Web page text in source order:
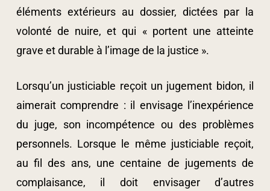
éléments extérieurs au dossier, dictées par la
volonté de nuire, et qui « portent une atteinte
grave et durable à l’image de la justice ».
Lorsqu’un justiciable reçoit un jugement bidon, il
aimerait comprendre : il envisage l’inexpérience
du juge, son incompétence ou des problèmes
personnels. Lorsque le même justiciable reçoit,
au fil des ans, une centaine de jugements de
complaisance, il doit envisager d’autres